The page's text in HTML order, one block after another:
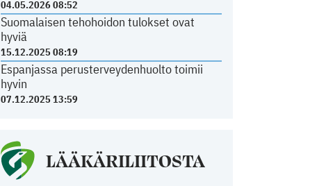
04.05.2026 08:52
Suomalaisen tehohoidon tulokset ovat
hyviä
15.12.2025 08:19
Espanjassa perusterveydenhuolto toimii
hyvin
07.12.2025 13:59
LÄÄKÄRILIITOSTA